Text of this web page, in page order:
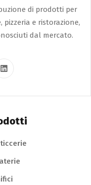
di prodotti per
pizzeria e ristorazione,
dal mercato.